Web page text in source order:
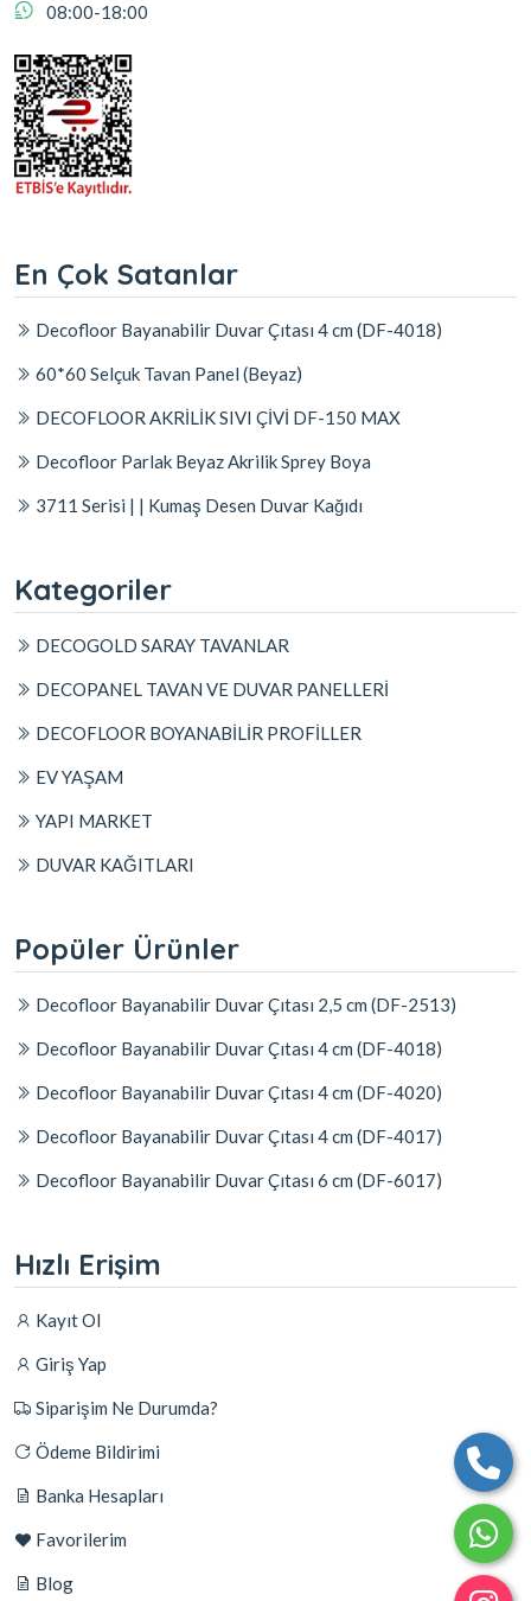
08:00-18:00
En Çok Satanlar
Decofloor Bayanabilir Duvar Çıtası 4 cm (DF-4018)
60*60 Selçuk Tavan Panel (Beyaz)
DECOFLOOR AKRİLİK SIVI ÇİVİ DF-150 MAX
Decofloor Parlak Beyaz Akrilik Sprey Boya
3711 Serisi | | Kumaş Desen Duvar Kağıdı
Kategoriler
DECOGOLD SARAY TAVANLAR
DECOPANEL TAVAN VE DUVAR PANELLERİ
DECOFLOOR BOYANABİLİR PROFİLLER
EV YAŞAM
YAPI MARKET
DUVAR KAĞITLARI
Popüler Ürünler
Decofloor Bayanabilir Duvar Çıtası 2,5 cm (DF-2513)
Decofloor Bayanabilir Duvar Çıtası 4 cm (DF-4018)
Decofloor Bayanabilir Duvar Çıtası 4 cm (DF-4020)
Decofloor Bayanabilir Duvar Çıtası 4 cm (DF-4017)
Decofloor Bayanabilir Duvar Çıtası 6 cm (DF-6017)
Hızlı Erişim
Kayıt Ol
Giriş Yap
Siparişim Ne Durumda?
Ödeme Bildirimi
Banka Hesapları
Favorilerim
Blog